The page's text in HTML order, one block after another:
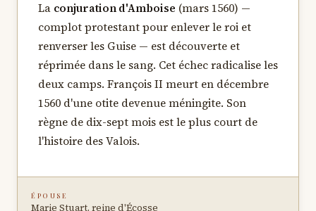
La conjuration d'Amboise (mars 1560) —
complot protestant pour enlever le roi et
renverser les Guise — est découverte et
réprimée dans le sang. Cet échec radicalise les
deux camps. François II meurt en décembre
1560 d'une otite devenue méningite. Son
règne de dix-sept mois est le plus court de
l'histoire des Valois.
ÉPOUSE
Marie Stuart, reine d'Écosse